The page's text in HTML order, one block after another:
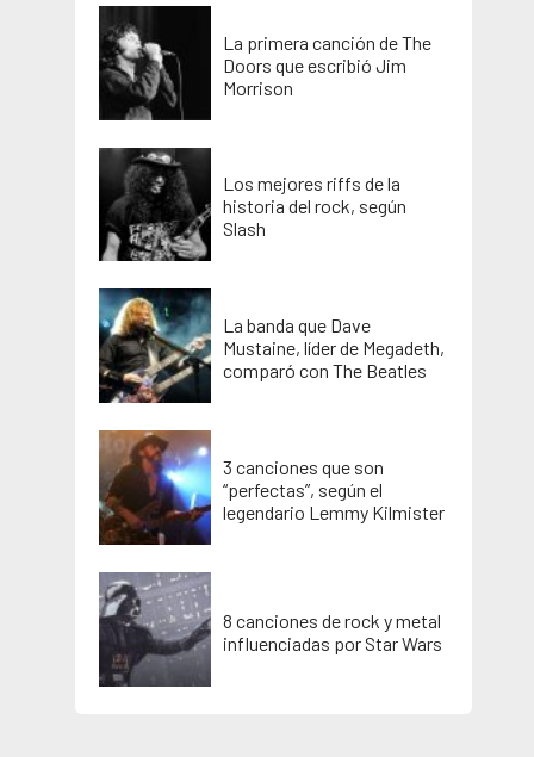
La primera canción de The
Doors que escribió Jim
Morrison
Los mejores riffs de la
historia del rock, según
Slash
La banda que Dave
Mustaine, líder de Megadeth,
comparó con The Beatles
3 canciones que son
“perfectas”, según el
legendario Lemmy Kilmister
8 canciones de rock y metal
influenciadas por Star Wars